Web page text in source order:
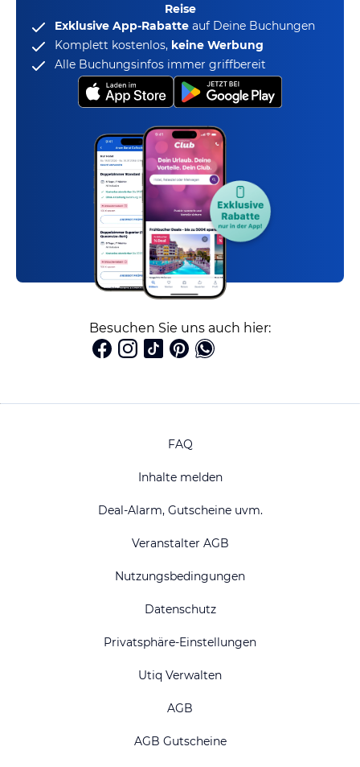
Reise
Exklusive App-Rabatte auf Deine Buchungen
Komplett kostenlos, keine Werbung
Alle Buchungsinfos immer griffbereit
Besuchen Sie uns auch hier:
FAQ
Inhalte melden
Deal-Alarm, Gutscheine uvm.
Veranstalter AGB
Nutzungsbedingungen
Datenschutz
Privatsphäre-Einstellungen
Utiq Verwalten
AGB
AGB Gutscheine